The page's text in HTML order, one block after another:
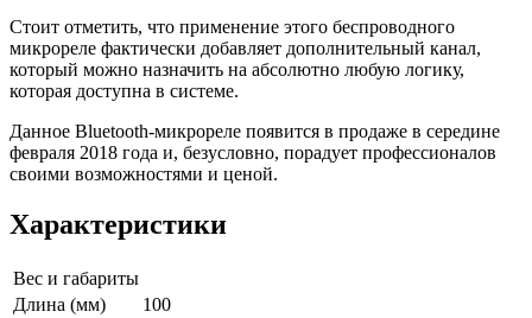
Стоит отметить, что применение этого беспроводного
микрореле фактически добавляет дополнительный канал,
который можно назначить на абсолютно любую логику,
которая доступна в системе.
Данное Bluetooth-микрореле появится в продаже в середине
февраля 2018 года и, безусловно, порадует профессионалов
своими возможностями и ценой.
Характеристики
Вес и габариты
Длина (мм)
100